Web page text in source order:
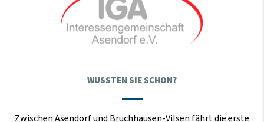
WUSSTEN SIE SCHON?
Zwischen Asendorf und Bruchhausen-Vilsen fährt die erste